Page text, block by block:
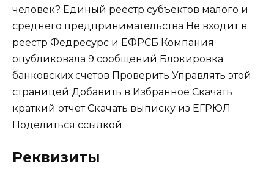
человек? Единый реестр субъектов малого и
среднего предпринимательства Не входит в
реестр Федресурс и ЕФРСБ Компания
опубликовала 9 сообщений Блокировка
банковских счетов Проверить Управлять этой
страницей Добавить в Избранное Скачать
краткий отчет Скачать выписку из ЕГРЮЛ
Поделиться ссылкой
Реквизиты